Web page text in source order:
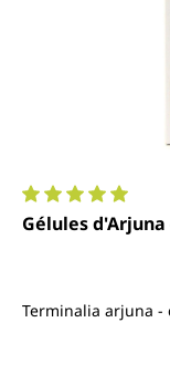
Note moyenne
Gélules d'Arjuna
Terminalia arjuna -